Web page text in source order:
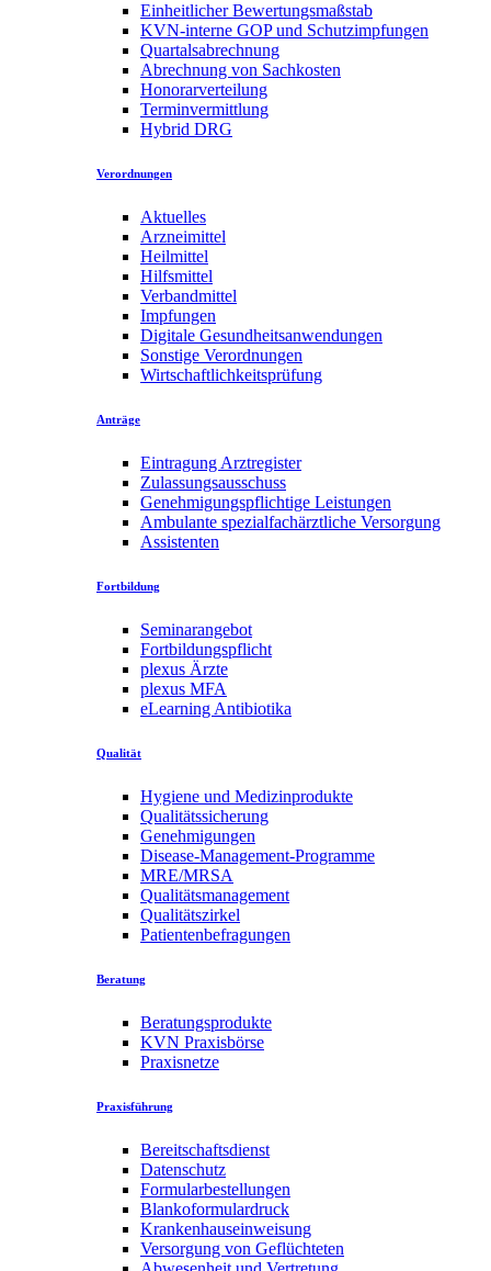
Einheitlicher Bewertungsmaßstab
KVN-interne GOP und Schutzimpfungen
Quartalsabrechnung
Abrechnung von Sachkosten
Honorarverteilung
Terminvermittlung
Hybrid DRG
Verordnungen
Aktuelles
Arzneimittel
Heilmittel
Hilfsmittel
Verbandmittel
Impfungen
Digitale Gesundheitsanwendungen
Sonstige Verordnungen
Wirtschaftlichkeitsprüfung
Anträge
Eintragung Arztregister
Zulassungsausschuss
Genehmigungspflichtige Leistungen
Ambulante spezialfachärztliche Versorgung
Assistenten
Fortbildung
Seminarangebot
Fortbildungspflicht
plexus Ärzte
plexus MFA
eLearning Antibiotika
Qualität
Hygiene und Medizinprodukte
Qualitätssicherung
Genehmigungen
Disease-Management-Programme
MRE/MRSA
Qualitätsmanagement
Qualitätszirkel
Patientenbefragungen
Beratung
Beratungsprodukte
KVN Praxisbörse
Praxisnetze
Praxisführung
Bereitschaftsdienst
Datenschutz
Formularbestellungen
Blankoformulardruck
Krankenhauseinweisung
Versorgung von Geflüchteten